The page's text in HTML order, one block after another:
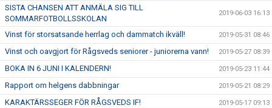
SISTA CHANSEN ATT ANMÄLA SIG TILL
SOMMARFOTBOLLSSKOLAN
2019-06-03 16:13
Vinst för storsatsande herrlag och dammatch ikväll! 2019-05-31 08:46
Vinst och oavgjort för Rågsveds seniorer - juniorerna vann! 2019-05-27 08:39
BOKA IN 6 JUNI I KALENDERN! 2019-05-23 11:44
Rapport om helgens dabbningar 2019-05-21 08:29
KARAKTÄRSSEGER FÖR RÅGSVEDS IF! 2019-05-17 09:13